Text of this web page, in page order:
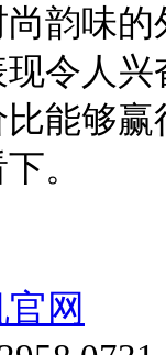
韵味
令人兴
能够
。
网